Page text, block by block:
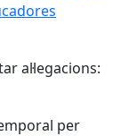
al·legacions:
per